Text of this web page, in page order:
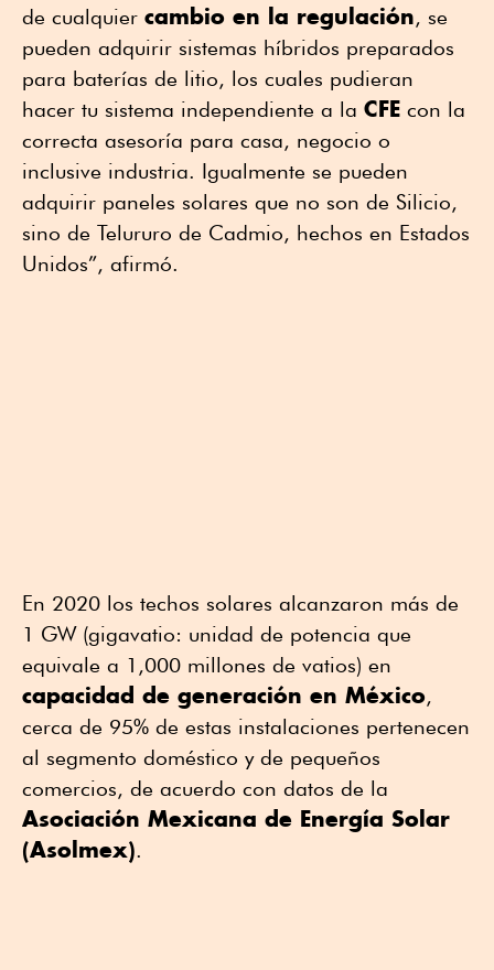
de cualquier cambio en la regulación, se
pueden adquirir sistemas híbridos preparados
para baterías de litio, los cuales pudieran
hacer tu sistema independiente a la CFE con la
correcta asesoría para casa, negocio o
inclusive industria. Igualmente se pueden
adquirir paneles solares que no son de Silicio,
sino de Telururo de Cadmio, hechos en Estados
Unidos”, afirmó.
En 2020 los techos solares alcanzaron más de
1 GW (gigavatio: unidad de potencia que
equivale a 1,000 millones de vatios) en
capacidad de generación en México,
cerca de 95% de estas instalaciones pertenecen
al segmento doméstico y de pequeños
comercios, de acuerdo con datos de la
Asociación Mexicana de Energía Solar
(Asolmex).